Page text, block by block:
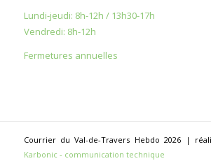
Lundi-jeudi: 8h-12h / 13h30-17h
Vendredi: 8h-12h
Fermetures annuelles
Courrier du Val-de-Travers Hebdo 2026 |
Karbonic - communication technique